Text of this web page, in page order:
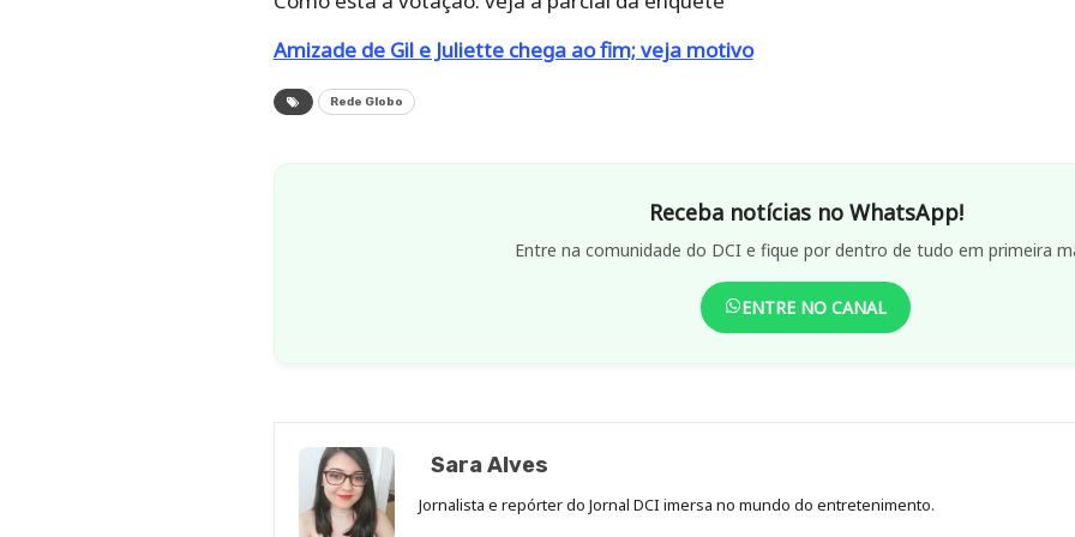
Amizade de Gil e Juliette chega ao fim; veja motivo
Rede Globo
Receba notícias no WhatsApp!
Entre na comunidade do DCI e fique por dentro de tudo em primeira
ENTRE NO CANAL
Sara Alves
Jornalista e repórter do Jornal DCI imersa no mundo do entretenimento.